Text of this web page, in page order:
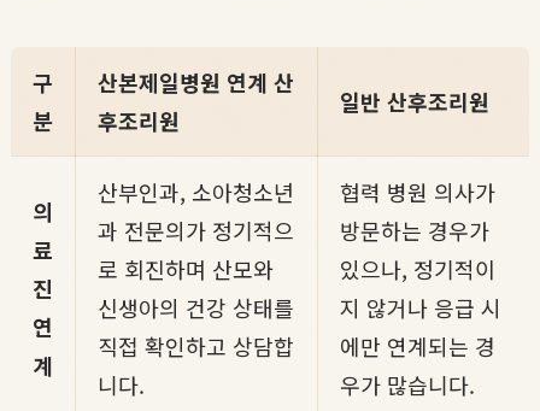
구
분
산본제일병원 연계 산
후조리원
일반 산후조리원
의
료
진
연
계
산부인과, 소아청소년
과 전문의가 정기적으
로 회진하며 산모와
신생아의 건강 상태를
직접 확인하고 상담합
니다.
협력 병원 의사가
방문하는 경우가
있으나, 정기적이
지 않거나 응급 시
에만 연계되는 경
우가 많습니다.